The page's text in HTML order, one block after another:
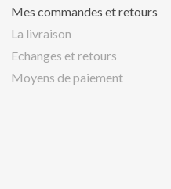
Mes commandes et retours
La livraison
Echanges et retours
Moyens de paiement